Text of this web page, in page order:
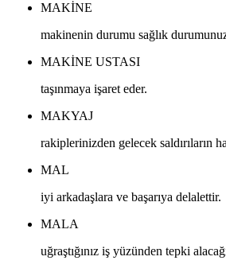
MAKINE
makinenin durumu sağlık
MAKINE USTASI
taşınmaya işaret eder.
MAKYAJ
rakiplerinizden gelecek saldırıların
MAL
iyi arkadaşlara ve başarıya delalettir.
MALA
uğraştığınız iş yüzünden tepki